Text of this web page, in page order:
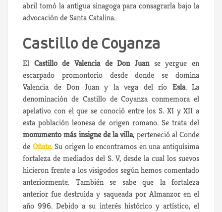
abril tomó la antigua sinagoga para consagrarla bajo la
advocación de Santa Catalina.
Castillo de Coyanza
El Castillo de Valencia de Don Juanse yergue en
escarpado promontorio desde donde se domina
Valencia de Don Juan y la vega del río Esla. La
denominación de Castillo de Coyanza conmemora el
apelativo con el que se conoció entre los S. XI y XII a
esta población leonesa de origen romano. Se trata del
monumento más insigne de la villa, perteneció al Conde
de Oñate. Su origen lo encontramos en una antiquísima
fortaleza de mediados del S. V, desde la cual los suevos
hicieron frente a los visigodos según hemos comentado
anteriormente. También se sabe que la fortaleza
anterior fue destruida y saqueada por Almanzor en el
año 996. Debido a su interés histórico y artístico, el